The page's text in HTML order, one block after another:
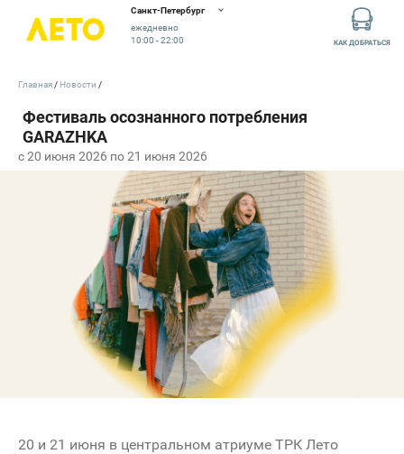
Санкт-Петербург
ежедневно
10:00 - 22:00
КАК ДОБРАТЬСЯ
c 20 июня 2026 по 21 июня 2026
Главная Новости
20 и 21 июня в центральном атриуме ТРК Лето